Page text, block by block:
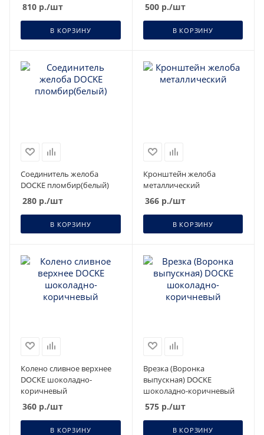
810 р./шт
В КОРЗИНУ
500р./шт
В КОРЗИНУ
Соединитель желоба
DOCKE пломбир(белый)
280 р./шт
В КОРЗИНУ
Кронштейн желоба
металлический
366р./шт
В КОРЗИНУ
Колено сливное верхнее
DOCKE шоколадно-
коричневый
360 р./шт
В КОРЗИНУ
Врезка (Воронка
выпускная) DOCKE
шоколадно-коричневый
575р./шт
В КОРЗИНУ